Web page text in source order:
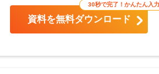
30秒で完了！かんたん入力
資料を無料ダウンロード